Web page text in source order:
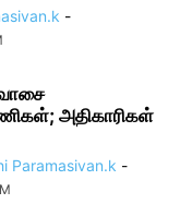
-
அதிகாரிகள்
Paramasivan.k -